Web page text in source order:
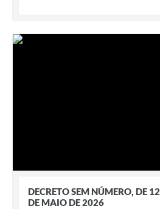
DECRETO SEM NÚMERO, DE 12
DE MAIO DE 2026